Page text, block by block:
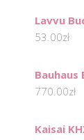
Lavvu
53.00zł
Bauhaus
770.00zł
Kaisai